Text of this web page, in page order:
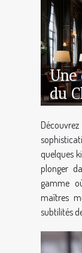
Une
du
quelques
plonger
gamme
maîtres
subtilités de